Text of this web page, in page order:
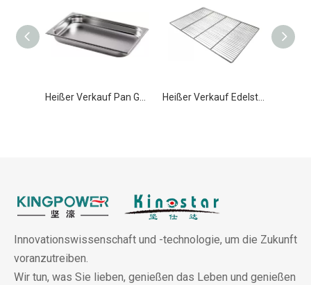
Heißer Verkauf Pan GN 1/1 200mm Edelstahl Lebensmittelbehälter Heißer Verkauf Edelstahl beständig dickmaschig Backen Trocknen Rost Draht GN 2/1
Innovationswissenschaft und -technologie, um die Zukunft
voranzutreiben.
Wir tun, was Sie lieben, genießen das Leben und genießen